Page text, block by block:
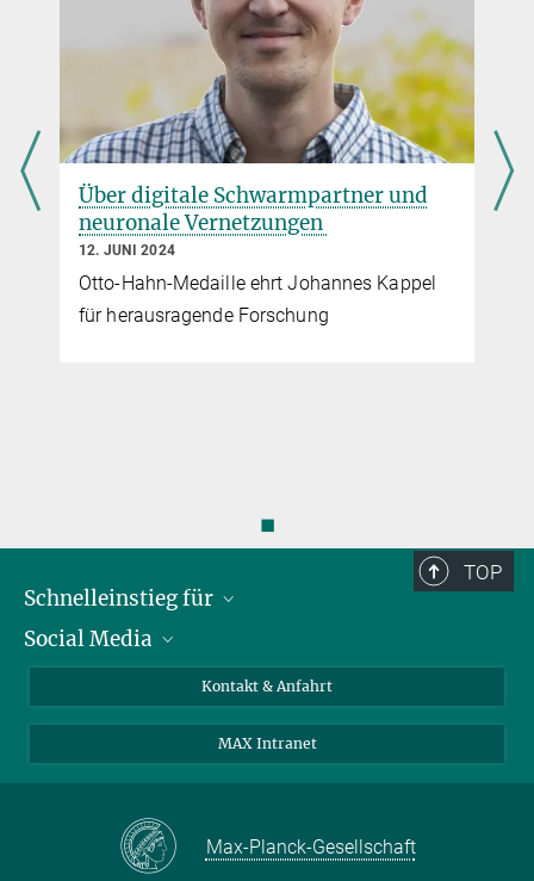
wissenschaftliche Leistungen aus. Die Medaille beinhaltet neben
einem Anerkennungsbetrag ebenfalls die Möglichkeit für einen
einjährigen Forschungsaufenthalt im Ausland. Durch diese
Auszeichnung sollen besonders begabte
Nachwuchswissenschaftler*innen auf ihrem Weg zu einer
späteren Hochschulkarriere weiter bestärkt werden.
Über digitale Schwarmpartner und
neuronale Vernetzungen
12. JUNI 2024
Otto-Hahn-Medaille ehrt Johannes Kappel
für herausragende Forschung
◼
TOP
Schnelleinstieg für
Journalist*innen
Schüler*innen und Lehrkräfte
Social Media
LinkedIn
Facebook
Kontakt & Anfahrt
MAX Intranet
Max-Planck-Gesellschaft